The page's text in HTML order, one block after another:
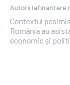
Autorii
Contextul
România au
economic și